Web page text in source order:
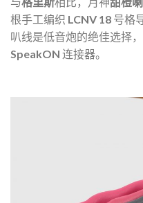
根手工编织 LCNV 18 号格
叭线是低音炮的绝佳选择
SpeakON 连接器。